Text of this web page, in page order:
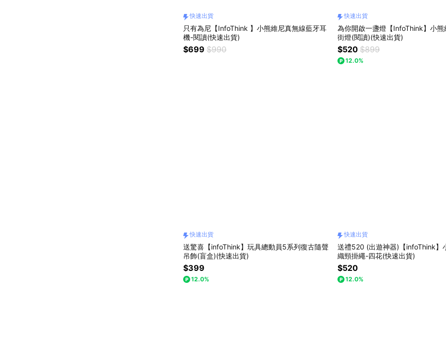
快速出貨
只有為尼【InfoThink 】小熊維尼真無線藍牙耳
機-閱讀(快速出貨)
$699 $990
快速出貨
為你開啟一盞燈【InfoThink】小熊
街燈(閱讀)(快速出貨)
$520 $899
12.0%
快速出貨
送驚喜【infoThink】玩具總動員5系列復古隨聲
吊飾(盲盒)(快速出貨)
$399
12.0%
快速出貨
送禮520 (出遊神器)【infoThink】
織頸掛繩-四花(快速出貨)
$520
12.0%